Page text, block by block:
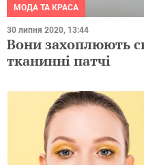
МОДА ТА КРАСА
30 липня 2020, 13:44
Вони захоплюють
тканинні патчі